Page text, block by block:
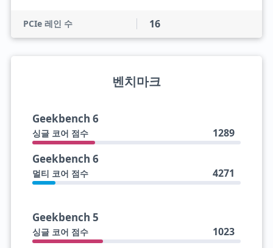
PCIe 레인 수 16
벤치마크
Geekbench 6
싱글 코어 점수 1289
Geekbench 6
멀티 코어 점수 4271
Geekbench 5
싱글 코어 점수 1023